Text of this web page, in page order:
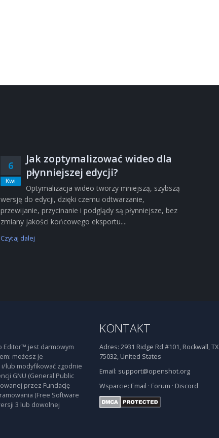
6
Kwi
Jak zoptymalizować wideo dla
płynniejszej edycji?
Optymalizacja wideo tworzy mniejszą, szybszą
wersję do edycji, dzięki czemu odtwarzanie,
przewijanie, przycinanie i podglądy są płynniejsze, bez
zmiany jakości końcowego eksportu....
Czytaj dalej
Editor™ jest darmowym
możesz je
lub modyfikować zgodnie
GNU (General Public
przez Fundację
(Free Software
3 lub dowolnej
KONTAKT
Adres: 2931 Ridge Rd #101, Rockwall, TX
75032, United States
Email: support@openshot.org
Wsparcie: Email · Forum · Discord